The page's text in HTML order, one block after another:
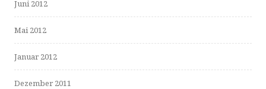
Juni 2012
Mai 2012
Januar 2012
Dezember 2011